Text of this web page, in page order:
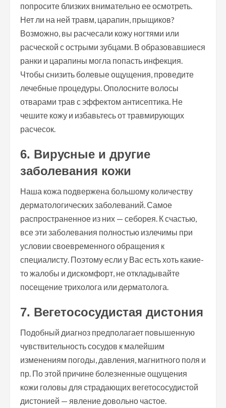
попросите близких внимательно ее осмотреть.
Нет ли на ней травм, царапин, прыщиков?
Возможно, вы расчесали кожу ногтями или
расческой с острыми зубцами. В образовавшиеся
ранки и царапины могла попасть инфекция.
Чтобы снизить болевые ощущения, проведите
лечебные процедуры. Ополосните волосы
отварами трав с эффектом антисептика. Не
чешите кожу и избавьтесь от травмирующих
расчесок.
6. Вирусные и другие
заболевания кожи
Наша кожа подвержена большому количеству
дерматологических заболеваний. Самое
распространенное из них — себорея. К счастью,
все эти заболевания полностью излечимы при
условии своевременного обращения к
специалисту. Поэтому если у Вас есть хоть какие-
то жалобы и дискомфорт, не откладывайте
посещение трихолога или дерматолога.
7. Вегетососудистая дистония
Подобный диагноз предполагает повышенную
чувствительность сосудов к малейшим
изменениям погоды, давления, магнитного поля и
пр. По этой причине болезненные ощущения
кожи головы для страдающих вегетососудистой
дистонией — явление довольно частое.